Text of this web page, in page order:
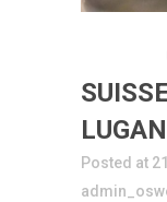
Posted at